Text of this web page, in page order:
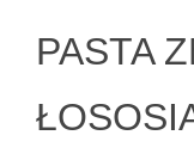
PASTA